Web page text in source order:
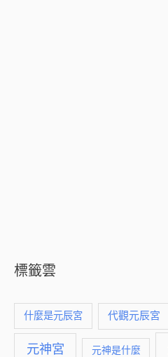
標籤雲
什麼是元辰宮 代觀元辰宮
元神宮 元神是什麼